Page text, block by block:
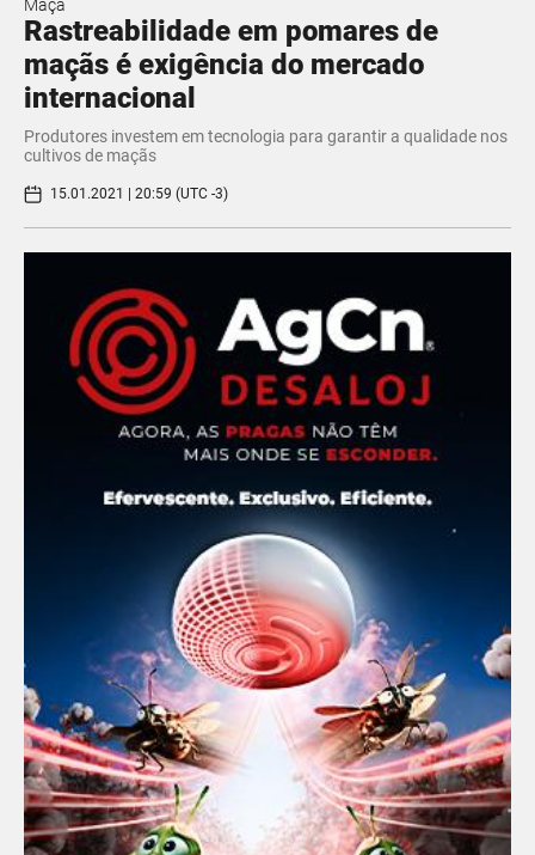
Maçã
Rastreabilidade em pomares de
maçãs é exigência do mercado
internacional
Produtores investem em tecnologia para garantir a qualidade nos
cultivos de maçãs
15.01.2021 | 20:59 (UTC -3)